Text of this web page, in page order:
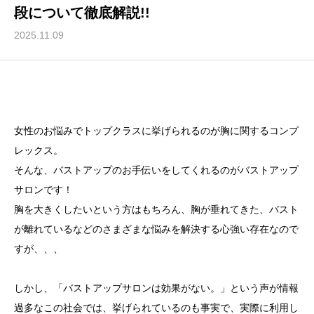
段について徹底解説!!
2025.11.09
女性のお悩みでトップクラスに挙げられるのが胸に関するコンプ
レックス。
そんな、バストアップのお手伝いをしてくれるのがバストアップ
サロンです！
胸を大きくしたいという方はもちろん、胸が垂れてきた、バスト
が離れているなどのさまざまな悩みを解決する心強い存在なので
すが、、、
しかし、「バストアップサロンは効果がない。」という声が情報
過多なこの社会では、挙げられているのも事実で、実際に利用し